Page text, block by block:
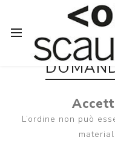
L’ordine non può